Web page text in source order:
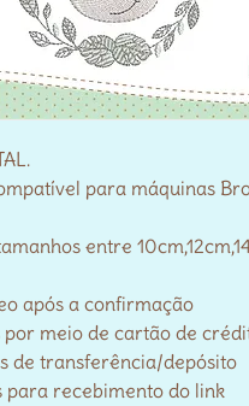
para máquinas
entre
após a confirmação
meio de cartão de
de transferência/depósito
para recebimento do link